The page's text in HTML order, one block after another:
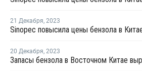
21 Декабря, 2023
Sinopec повысила цены бензола в
20 Декабря, 2023